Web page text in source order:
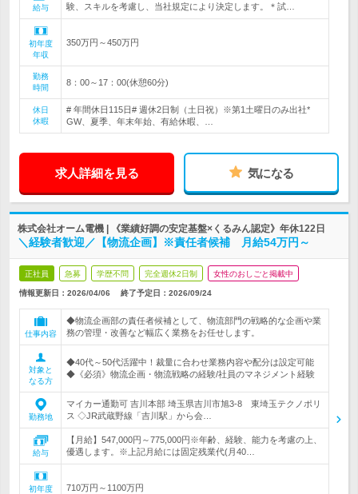
給与
験、スキルを考慮し、当社規定により決定します。＊試…
初年度
年収
350万円～450万円
勤務
時間
8：00～17：00(休憩60分)
休日
休暇
# 年間休日115日# 週休2日制（土日祝）※第1土曜日のみ出社*
GW、夏季、年末年始、有給休暇、…
求人詳細を見る 気になる
株式会社オーム電機 | 《業績好調の安定基盤×くるみん認定》年休122日
＼経験者歓迎／【物流企画】※責任者候補 月給54万円～
正社員 急募 学歴不問 完全週休2日制 女性のおしごと掲載中
情報更新日：2026/04/06 終了予定日： 2026/09/24
仕事内容
◆物流企画部の責任者候補として、物流部門の戦略的な企画や業
務の管理・改善など幅広く業務をお任せします。
対象と
なる方
◆40代～50代活躍中！裁量に合わせ業務内容や配分は設定可能
◆《必須》物流企画・物流戦略の経験/社員のマネジメント経験
勤務地
マイカー通勤可 吉川本部 埼玉県吉川市旭3-8 東埼玉テクノポリ
ス ◇JR武蔵野線「吉川駅」から会…
給与
【月給】547,000円～775,000円※年齢、経験、能力を考慮の上、
優遇します。※上記月給には固定残業代(月40…
初年度
710万円～1100万円